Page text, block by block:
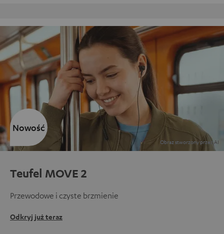
Teufel MOVE 2
Przewodowe i czyste brzmienie
Odkryj już teraz
Nowość